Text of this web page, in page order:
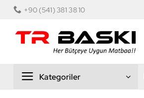
İçeriğe+90 (541) 381 38 10
Kategoriler